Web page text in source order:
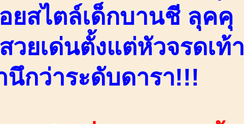
ยสไตล์เด็กบานชี ลุคคุ
วยเด่นตั้งแต่หัวจรดเท้า
นึกว่าระดับดารา!!!